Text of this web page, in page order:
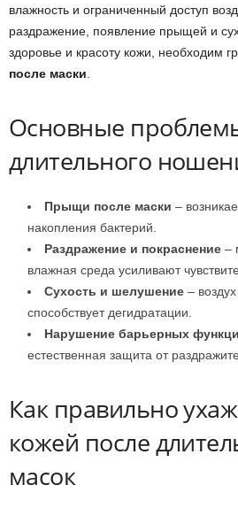
влажность и ограниченный доступ
раздражение, появление прыщей и
здоровье и красоту кожи, необходим
после маски
Основные
длительного
Прыщи после маски –
накопления бактерий.
Раздражение и покраснение –
влажная среда усиливают
Сухость и шелушение –
способствует дегидратации.
Нарушение барьерных
естественная защита от
Как правильно
кожей после
масок